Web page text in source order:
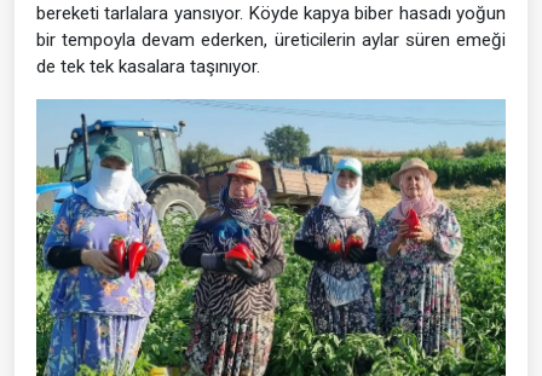
bereketi tarlalara yansıyor. Köyde kapya biber hasadı yoğun
bir tempoyla devam ederken, üreticilerin aylar süren emeği
de tek tek kasalara taşınıyor.